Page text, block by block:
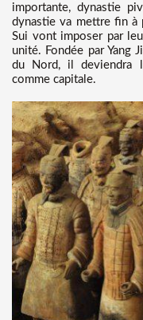
importante, dynastie
dynastie va mettre fin à
Sui vont imposer par
unité. Fondée par Yang
du Nord, il deviendra
comme capitale.